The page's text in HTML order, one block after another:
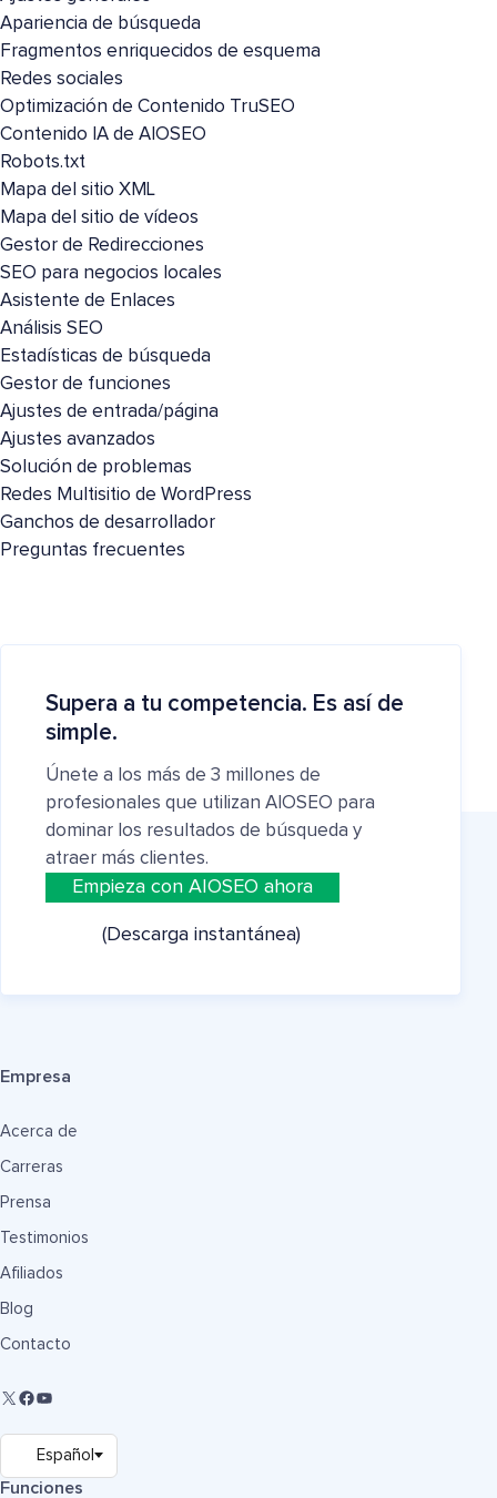
Apariencia de búsqueda
Fragmentos enriquecidos de esquema
Redes sociales
Optimización de Contenido TruSEO
Contenido IA de AIOSEO
Robots.txt
Mapa del sitio XML
Mapa del sitio de vídeos
Gestor de Redirecciones
SEO para negocios locales
Asistente de Enlaces
Análisis SEO
Estadísticas de búsqueda
Gestor de funciones
Ajustes de entrada/página
Ajustes avanzados
Solución de problemas
Redes Multisitio de WordPress
Ganchos de desarrollador
Preguntas frecuentes
Supera a tu competencia. Es así de
simple.
Únete a los más de 3 millones de
profesionales que utilizan AIOSEO para
dominar los resultados de búsqueda y
atraer más clientes.
Empieza con AIOSEO ahora
(Descarga instantánea)
Empresa
Acerca de
Carreras
Prensa
Testimonios
Afiliados
Blog
Contacto
Funciones